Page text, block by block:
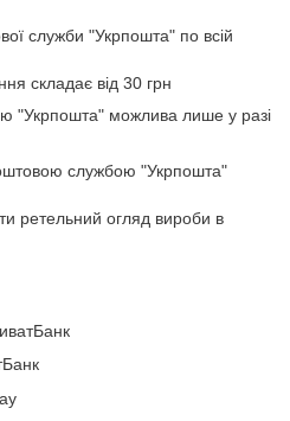
служби "Укрпошта" по всій
складає від 30 грн
"Укрпошта" можлива лише у разі
службою "Укрпошта"
ретельний огляд вироби в